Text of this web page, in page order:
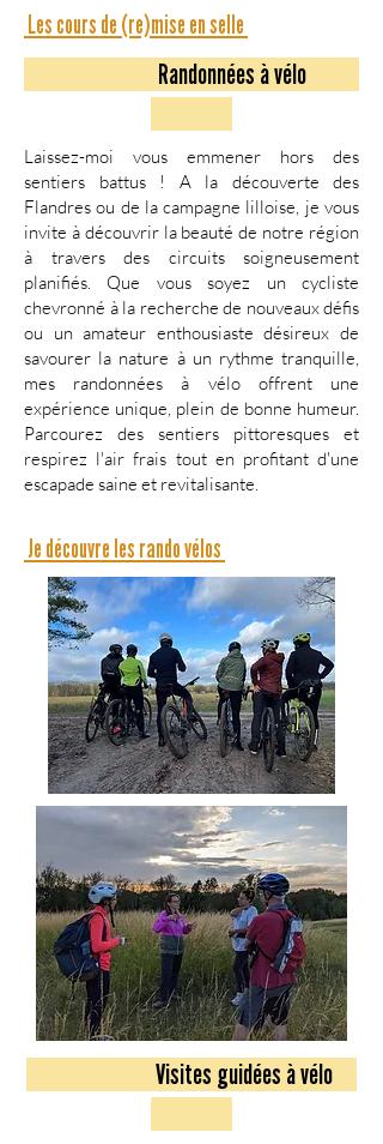
Les cours de (re)mise en selle
Randonnées à vélo
Laissez-moi vous emmener hors des
sentiers battus ! A la découverte des
Flandres ou de la campagne lilloise, je vous
invite à découvrir la beauté de notre région
à travers des circuits soigneusement
planifiés. Que vous soyez un cycliste
chevronné à la recherche de nouveaux défis
ou un amateur enthousiaste désireux de
savourer la nature à un rythme tranquille,
mes randonnées à vélo offrent une
expérience unique, plein de bonne humeur.
Parcourez des sentiers pittoresques et
respirez l'air frais tout en profitant d'une
escapade saine et revitalisante.
Je découvre les rando vélos
Visites guidées à vélo